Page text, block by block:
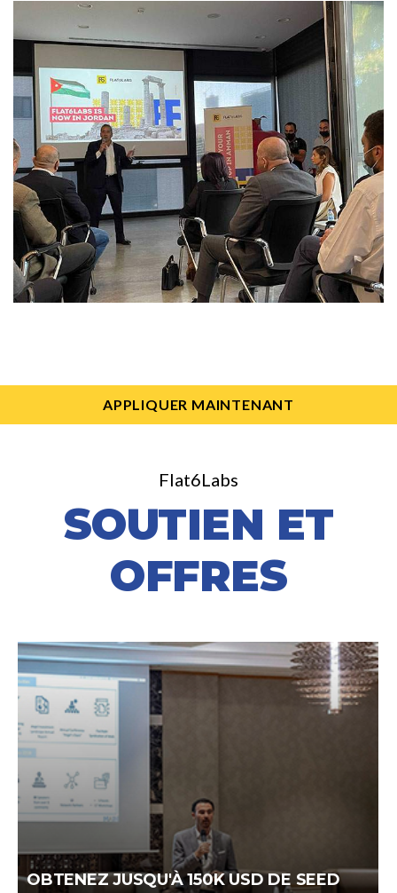
APPLIQUER MAINTENANT
Flat6Labs
SOUTIEN ET
OFFRES
OBTENEZ JUSQU'À 150K USD DE SEED